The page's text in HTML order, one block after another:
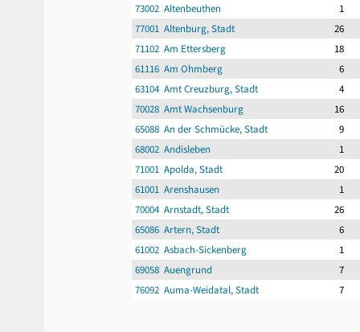
73002 Altenbeuthen
1
77001 Altenburg, Stadt
26
71102 Am Ettersberg
18
61116 Am Ohmberg
6
63104 Amt Creuzburg, Stadt
4
70028 Amt Wachsenburg
16
65088 An der Schmücke, Stadt
9
68002 Andisleben
1
71001 Apolda, Stadt
20
61001 Arenshausen
1
70004 Arnstadt, Stadt
26
65086 Artern, Stadt
6
61002 Asbach-Sickenberg
1
69058 Auengrund
7
76092 Auma-Weidatal, Stadt
7